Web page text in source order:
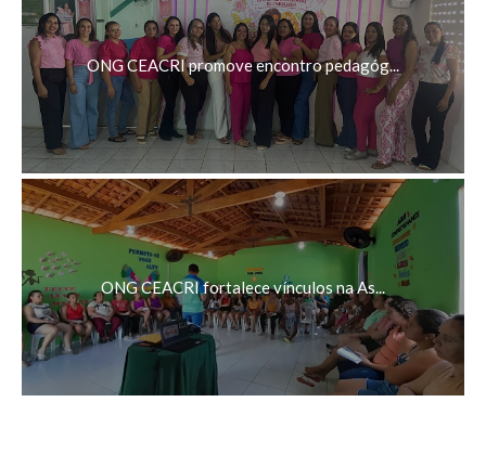
ONG CEACRI promove encontro pedagóg...
ONG CEACRI fortalece vínculos na As...